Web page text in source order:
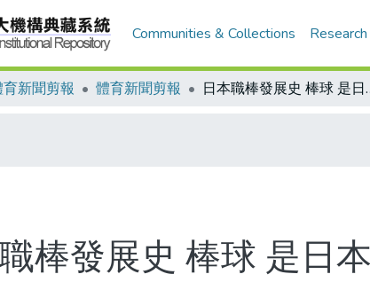
Communities & Collections
育新聞剪報 體育新聞剪報 日本職棒發展史
棒發展史 棒球 是日